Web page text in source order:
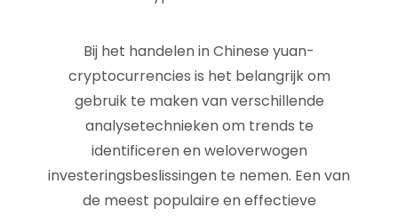
Bij het handelen in Chinese yuan-
cryptocurrencies is het belangrijk om
gebruik te maken van verschillende
analysetechnieken om trends te
identificeren en weloverwogen
investeringsbeslissingen te nemen. Een van
de meest populaire en effectieve